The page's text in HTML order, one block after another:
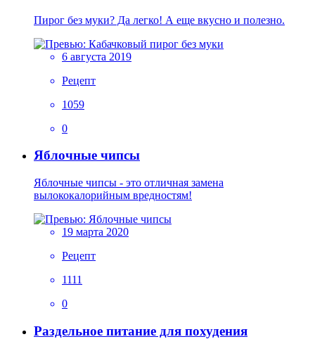
Пирог без муки? Да легко! А еще вкусно и полезно.
6 августа 2019
Рецепт
1059
0
Яблочные чипсы
Яблочные чипсы - это отличная замена
вылококалорийным вредностям!
19 марта 2020
Рецепт
1111
0
Раздельное питание для похудения